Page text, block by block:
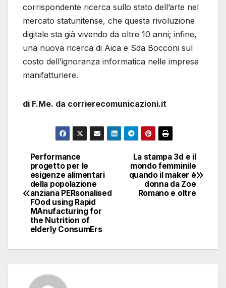
corrispondente ricerca sullo stato dell’arte nel
mercato statunitense, che questa rivoluzione
digitale sta già vivendo da oltre 10 anni; infine,
una nuova ricerca di Aica e Sda Bocconi sul
costo dell’ignoranza informatica nelle imprese
manifatturiere.
di F.Me. da corrierecomunicazioni.it
Navigazione
articoli
La stampa 3d e il
mondo femminile
quando il maker è
donna da Zoe
Romano e oltre
Performance
progetto per le
esigenze alimentari
della popolazione
anziana PERsonalised
FOod using Rapid
MAnufacturing for
the Nutrition of
elderly ConsumErs